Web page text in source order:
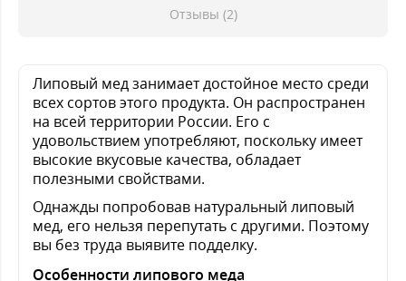
Отзывы (2)
Липовый мед занимает достойное место среди
всех сортов этого продукта. Он распространен
на всей территории России. Его с
удовольствием употребляют, поскольку имеет
высокие вкусовые качества, обладает
полезными свойствами.
Однажды попробовав натуральный липовый
мед, его нельзя перепутать с другими. Поэтому
вы без труда выявите подделку.
Особенности липового меда